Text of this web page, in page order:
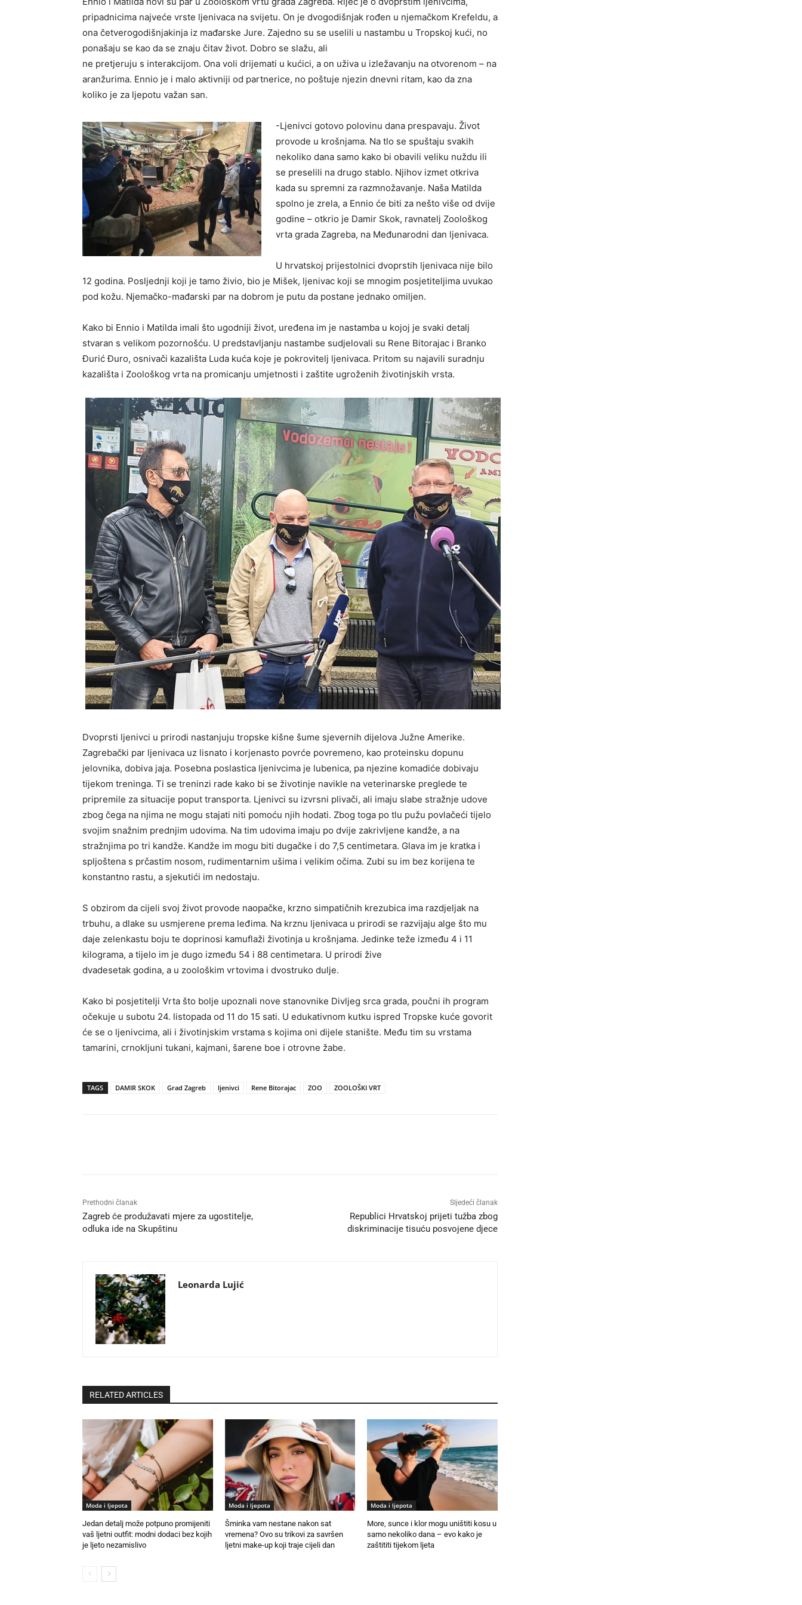
pripadnicima najveće vrste ljenivaca na svijetu. On je dvogodišnjak rođen u njemačkom Krefeldu, a
ona četverogodišnjakinja iz mađarske Jure. Zajedno su se uselili u nastambu u Tropskoj kući, no
ponašaju se kao da se znaju čitav život. Dobro se slažu, ali
ne pretjeruju s interakcijom. Ona voli drijemati u kućici, a on uživa u izležavanju na otvorenom – na
aranžurima. Ennio je i malo aktivniji od partnerice, no poštuje njezin dnevni ritam, kao da zna
koliko je za ljepotu važan san.
-Ljenivci gotovo polovinu dana prespavaju. Život
provode u krošnjama. Na tlo se spuštaju svakih
nekoliko dana samo kako bi obavili veliku nuždu ili
se preselili na drugo stablo. Njihov izmet otkriva
kada su spremni za razmnožavanje. Naša Matilda
spolno je zrela, a Ennio će biti za nešto više od dvije
godine – otkrio je Damir Skok, ravnatelj Zoološkog
vrta grada Zagreba, na Međunarodni dan ljenivaca.
U hrvatskoj prijestolnici dvoprstih ljenivaca nije bilo
12 godina. Posljednji koji je tamo živio, bio je Mišek, ljenivac koji se mnogim posjetiteljima uvukao
pod kožu. Njemačko-mađarski par na dobrom je putu da postane jednako omiljen.
Kako bi Ennio i Matilda imali što ugodniji život, uređena im je nastamba u kojoj je svaki detalj
stvaran s velikom pozornošću. U predstavljanju nastambe sudjelovali su Rene Bitorajac i Branko
Đurić Đuro, osnivači kazališta Luda kuća koje je pokrovitelj ljenivaca. Pritom su najavili suradnju
kazališta i Zoološkog vrta na promicanju umjetnosti i zaštite ugroženih životinjskih vrsta.
Dvoprsti ljenivci u prirodi nastanjuju tropske kišne šume sjevernih dijelova Južne Amerike.
Zagrebački par ljenivaca uz lisnato i korjenasto povrće povremeno, kao proteinsku dopunu
jelovnika, dobiva jaja. Posebna poslastica ljenivcima je lubenica, pa njezine komadiće dobivaju
tijekom treninga. Ti se treninzi rade kako bi se životinje navikle na veterinarske preglede te
pripremile za situacije poput transporta. Ljenivci su izvrsni plivači, ali imaju slabe stražnje udove
zbog čega na njima ne mogu stajati niti pomoću njih hodati. Zbog toga po tlu pužu povlačeći tijelo
svojim snažnim prednjim udovima. Na tim udovima imaju po dvije zakrivljene kandže, a na
stražnjima po tri kandže. Kandže im mogu biti dugačke i do 7,5 centimetara. Glava im je kratka i
spljoštena s prčastim nosom, rudimentarnim ušima i velikim očima. Zubi su im bez korijena te
konstantno rastu, a sjekutići im nedostaju.
S obzirom da cijeli svoj život provode naopačke, krzno simpatičnih krezubica ima razdjeljak na
trbuhu, a dlake su usmjerene prema leđima. Na krznu ljenivaca u prirodi se razvijaju alge što mu
daje zelenkastu boju te doprinosi kamuflaži životinja u krošnjama. Jedinke teže između 4 i 11
kilograma, a tijelo im je dugo između 54 i 88 centimetara. U prirodi žive
dvadesetak godina, a u zoološkim vrtovima i dvostruko dulje.
Kako bi posjetitelji Vrta što bolje upoznali nove stanovnike Divljeg srca grada, poučni ih program
očekuje u subotu 24. listopada od 11 do 15 sati. U edukativnom kutku ispred Tropske kuće govorit
će se o ljenivcima, ali i životinjskim vrstama s kojima oni dijele stanište. Među tim su vrstama
tamarini, crnokljuni tukani, kajmani, šarene boe i otrovne žabe.
TAGS DAMIR SKOK Grad Zagreb ljenivci Rene Bitorajac ZOO ZOOLOŠKI VRT
Prethodni članak
Zagreb će produžavati mjere za ugostitelje,
odluka ide na Skupštinu
Sljedeći članak
Republici Hrvatskoj prijeti tužba zbog
diskriminacije tisuću posvojene djece
Leonarda Lujić
RELATED ARTICLES
Moda i ljepota
Jedan detalj može potpuno promijeniti
vaš ljetni outfit: modni dodaci bez kojih
je ljeto nezamislivo
Moda i ljepota
Šminka vam nestane nakon sat
vremena? Ovo su trikovi za savršen
ljetni make-up koji traje cijeli dan
Moda i ljepota
More, sunce i klor mogu uništiti kosu u
samo nekoliko dana – evo kako je
zaštititi tijekom ljeta